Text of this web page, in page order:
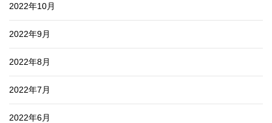
2022年10月
2022年9月
2022年8月
2022年7月
2022年6月